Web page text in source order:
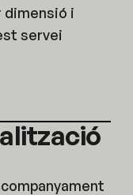
dimensió i
servei